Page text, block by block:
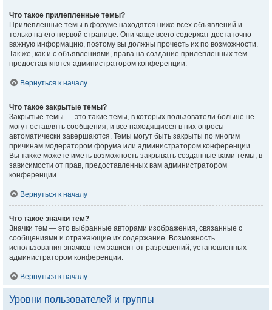
Что такое прилепленные темы?
Прилепленные темы в форуме находятся ниже всех объявлений и
только на его первой странице. Они чаще всего содержат достаточно
важную информацию, поэтому вы должны прочесть их по возможности.
Так же, как и с объявлениями, права на создание прилепленных тем
предоставляются администратором конференции.
Вернуться к началу
Что такое закрытые темы?
Закрытые темы — это такие темы, в которых пользователи больше не
могут оставлять сообщения, и все находящиеся в них опросы
автоматически завершаются. Темы могут быть закрыты по многим
причинам модератором форума или администратором конференции.
Вы также можете иметь возможность закрывать созданные вами темы, в
зависимости от прав, предоставленных вам администратором
конференции.
Вернуться к началу
Что такое значки тем?
Значки тем — это выбранные авторами изображения, связанные с
сообщениями и отражающие их содержание. Возможность
использования значков тем зависит от разрешений, установленных
администратором конференции.
Вернуться к началу
Уровни пользователей и группы